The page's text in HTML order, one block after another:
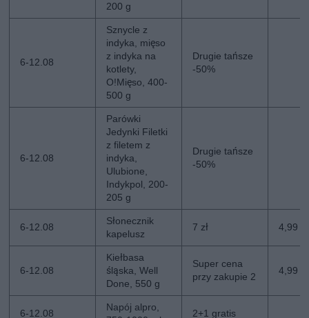
200 g
6-12.08
Sznycle z
indyka, mięso
z indyka na
kotlety,
O!Mięso, 400-
500 g
Drugie tańsze
-50%
6-12.08
Parówki
Jedynki Filetki
z filetem z
indyka,
Ulubione,
Indykpol, 200-
205 g
Drugie tańsze
-50%
6-12.08
Słonecznik
kapelusz
7 zł 4,99
6-12.08
Kiełbasa
śląska, Well
Done, 550 g
Super cena
przy zakupie 2
4,99
6-12.08
Napój alpro,
2+1 gratis